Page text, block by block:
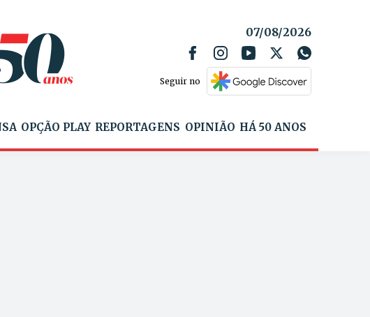
07/08/2026
Seguir no
OPÇÃO PLAY REPORTAGENS OPINIÃO HÁ 50 ANOS